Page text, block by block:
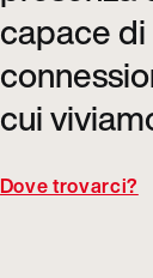
capace
cui
Dove trovarci?